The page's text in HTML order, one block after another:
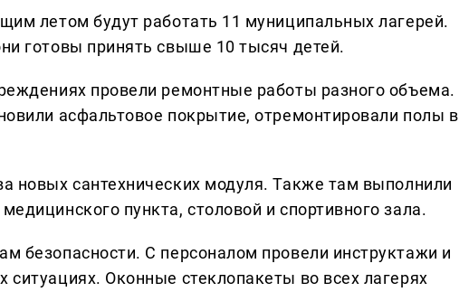
летом будут работать 11 муниципальных лагерей.
готовы принять свыше 10 тысяч детей.
провели ремонтные работы разного объема.
асфальтовое покрытие, отремонтировали полы в
новых сантехнических модуля. Также там выполнили
пункта, столовой и спортивного зала.
безопасности. С персоналом провели инструктажи и
ситуациях. Оконные стеклопакеты во всех лагерях